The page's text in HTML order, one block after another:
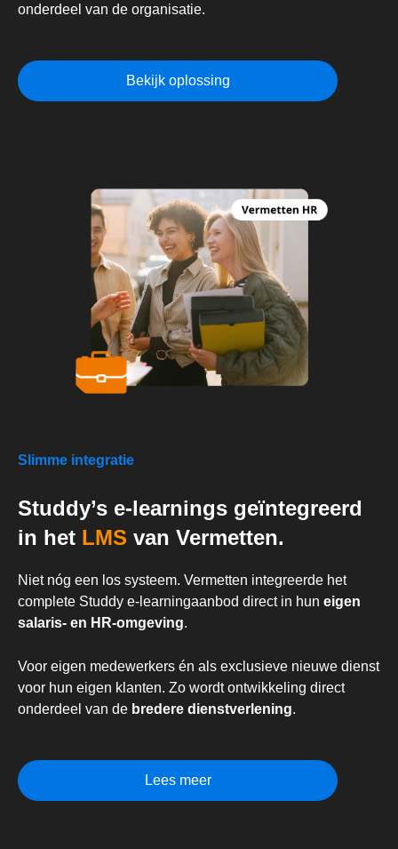
onderdeel van de organisatie.
Bekijk oplossing
Slimme integratie
Studdy’s e-learnings geïntegreerd
in het LMS van Vermetten.
Niet nóg een los systeem. Vermetten integreerde het
complete Studdy e-learningaanbod direct in hun eigen
salaris- en HR-omgeving.
Voor eigen medewerkers én als exclusieve nieuwe dienst
voor hun eigen klanten. Zo wordt ontwikkeling direct
onderdeel van de bredere dienstverlening.
Lees meer